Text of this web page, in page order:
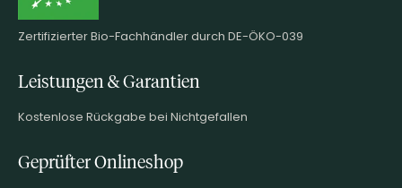
Zertifizierter Bio-Fachhändler durch DE-ÖKO-039
Leistungen & Garantien
Kostenlose Rückgabe bei Nichtgefallen
Geprüfter Onlineshop